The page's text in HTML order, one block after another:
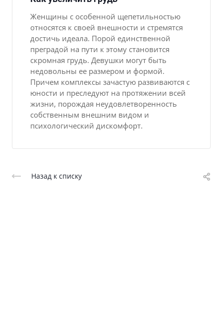
Женщины с особенной щепетильностью
относятся к своей внешности и стремятся
достичь идеала. Порой единственной
преградой на пути к этому становится
скромная грудь. Девушки могут быть
недовольны ее размером и формой.
Причем комплексы зачастую развиваются с
юности и преследуют на протяжении всей
жизни, порождая неудовлетворенность
собственным внешним видом и
психологический дискомфорт.
Назад к списку